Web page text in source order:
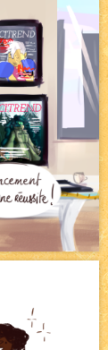
NEW
NEW
On retape les miniatures de l'accueil